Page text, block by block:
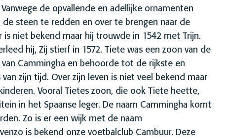
de opvallende en adellijke ornamenten
steen te redden en over te brengen naar de
niet bekend maar hij trouwde in 1542 met Trijn.
hij, Zij stierf in 1572. Tiete was een zoon van de
Cammingha en behoorde tot de rijkste en
zijn tijd. Over zijn leven is niet veel bekend maar
Vooral Tietes zoon, die ook Tiete heette,
in het Spaanse leger. De naam Cammingha komt
Zo is er een wijk met de naam
is bekend onze voetbalclub Cambuur. Deze